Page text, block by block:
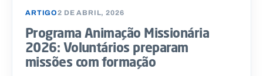
ARTIGO2 DE ABRIL, 2026
Programa Animação Missionária
2026: Voluntários preparam
missões com formação